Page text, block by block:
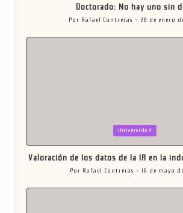
Doctorado: No hay uno sin
por
Por Rafael Contreras 28 de enero
Universidad
Valoración de los datos de la IA en la
por
Por Rafael Contreras 16 de mayo